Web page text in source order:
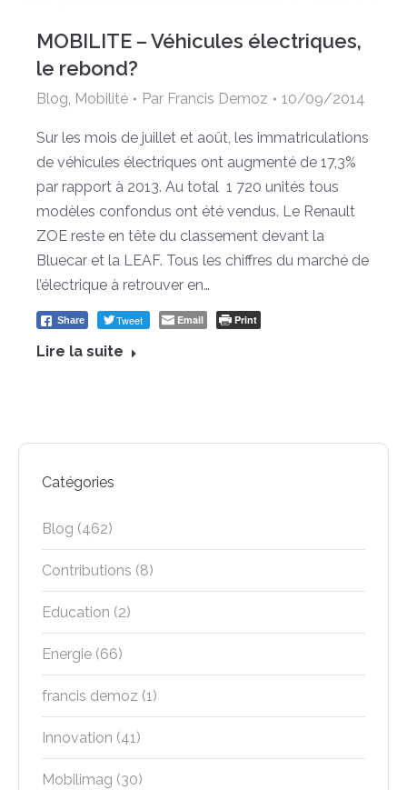
MOBILITE – Véhicules électriques,
le rebond?
Blog, Mobilité Par Francis Demoz 10/09/2014
Sur les mois de juillet et août, les immatriculations
de véhicules électriques ont augmenté de 17,3%
par rapport à 2013. Au total 1 720 unités tous
modèles confondus ont été vendus. Le Renault
ZOE reste en tête du classement devant la
Bluecar et la LEAF. Tous les chiffres du marché de
l’électrique à retrouver en…
Share Tweet Email Print
Lire la suite
Catégories
Blog (462)
Contributions (8)
Education (2)
Energie (66)
francis demoz (1)
Innovation (41)
Mobilimag (30)